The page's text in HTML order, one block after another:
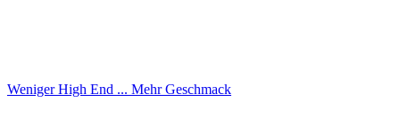
Weniger High End ... Mehr Geschmack